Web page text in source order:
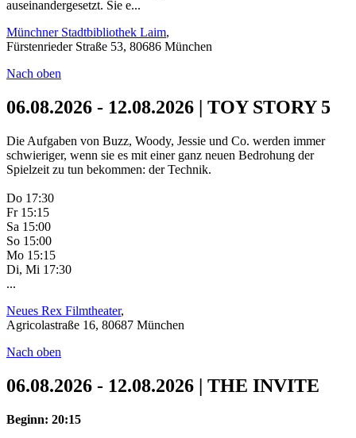
auseinandergesetzt. Sie e...
Münchner Stadtbibliothek Laim,
Fürstenrieder Straße 53, 80686 München
Nach oben
06.08.2026 - 12.08.2026 | TOY STORY 5
Die Aufgaben von Buzz, Woody, Jessie und Co. werden immer
schwieriger, wenn sie es mit einer ganz neuen Bedrohung der
Spielzeit zu tun bekommen: der Technik.
Do 17:30
Fr 15:15
Sa 15:00
So 15:00
Mo 15:15
Di, Mi 17:30
...
Neues Rex Filmtheater,
Agricolastraße 16, 80687 München
Nach oben
06.08.2026 - 12.08.2026 | THE INVITE
Beginn: 20:15